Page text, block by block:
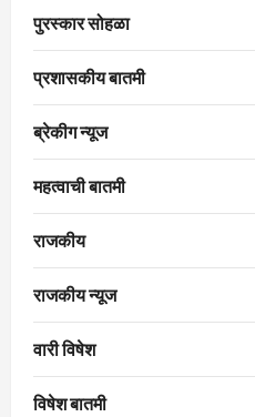
पुरस्कार सोहळा
प्रशासकीय बातमी
ब्रेकीग न्यूज
महत्वाची बातमी
राजकीय
राजकीय न्यूज
वारी विषेश
विषेश बातमी